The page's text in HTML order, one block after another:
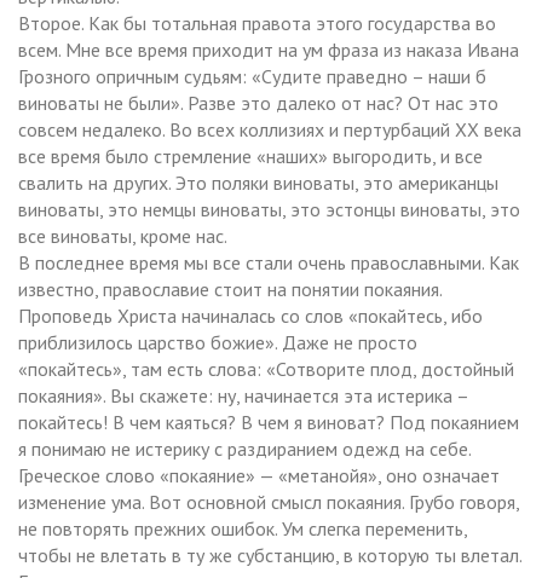
Второе. Как бы тотальная правота этого государства во
всем. Мне все время приходит на ум фраза из наказа Ивана
Грозного опричным судьям: «Судите праведно – наши б
виноваты не были». Разве это далеко от нас? От нас это
совсем недалеко. Во всех коллизиях и пертурбаций ХХ века
все время было стремление «наших» выгородить, и все
свалить на других. Это поляки виноваты, это американцы
виноваты, это немцы виноваты, это эстонцы виноваты, это
все виноваты, кроме нас.
В последнее время мы все стали очень православными. Как
известно, православие стоит на понятии покаяния.
Проповедь Христа начиналась со слов «покайтесь, ибо
приблизилось царство божие». Даже не просто
«покайтесь», там есть слова: «Сотворите плод, достойный
покаяния». Вы скажете: ну, начинается эта истерика –
покайтесь! В чем каяться? В чем я виноват? Под покаянием
я понимаю не истерику с раздиранием одежд на себе.
Греческое слово «покаяние» — «метанойя», оно означает
изменение ума. Вот основной смысл покаяния. Грубо говоря,
не повторять прежних ошибок. Ум слегка переменить,
чтобы не влетать в ту же субстанцию, в которую ты влетал.